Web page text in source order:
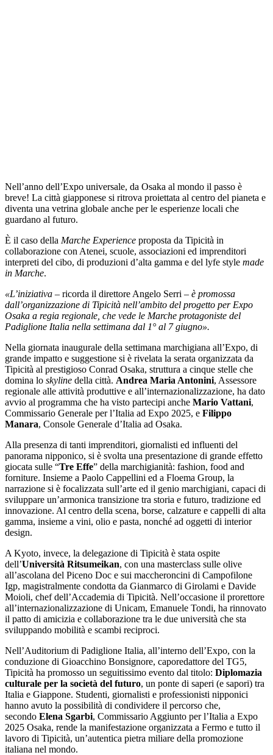
Nell’anno dell’Expo universale, da Osaka al mondo il passo è
breve! La città giapponese si ritrova proiettata al centro del pianeta e
diventa una vetrina globale anche per le esperienze locali che
guardano al futuro.
È il caso della Marche Experience proposta da Tipicità in
collaborazione con Atenei, scuole, associazioni ed imprenditori
interpreti del cibo, di produzioni d’alta gamma e del lyfe style made
in Marche.
«L’iniziativa – ricorda il direttore Angelo Serri – è promossa
dall’organizzazione di Tipicità nell’ambito del progetto per Expo
Osaka a regia regionale, che vede le Marche protagoniste del
Padiglione Italia nella settimana dal 1° al 7 giugno».
Nella giornata inaugurale della settimana marchigiana all’Expo, di
grande impatto e suggestione si è rivelata la serata organizzata da
Tipicità al prestigioso Conrad Osaka, struttura a cinque stelle che
domina lo skyline della città. Andrea Maria Antonini, Assessore
regionale alle attività produttive e all’internazionalizzazione, ha dato
avvio al programma che ha visto partecipi anche Mario Vattani,
Commissario Generale per l’Italia ad Expo 2025, e Filippo
Manara, Console Generale d’Italia ad Osaka.
Alla presenza di tanti imprenditori, giornalisti ed influenti del
panorama nipponico, si è svolta una presentazione di grande effetto
giocata sulle “Tre Effe” della marchigianità: fashion, food and
forniture. Insieme a Paolo Cappellini ed a Floema Group, la
narrazione si è focalizzata sull’arte ed il genio marchigiani, capaci di
sviluppare un’armonica transizione tra storia e futuro, tradizione ed
innovazione. Al centro della scena, borse, calzature e cappelli di alta
gamma, insieme a vini, olio e pasta, nonché ad oggetti di interior
design.
A Kyoto, invece, la delegazione di Tipicità è stata ospite
dell’Università Ritsumeikan, con una masterclass sulle olive
all’ascolana del Piceno Doc e sui maccheroncini di Campofilone
Igp, magistralmente condotta da Gianmarco di Girolami e Davide
Moioli, chef dell’Accademia di Tipicità. Nell’occasione il prorettore
all’internazionalizzazione di Unicam, Emanuele Tondi, ha rinnovato
il patto di amicizia e collaborazione tra le due università che sta
sviluppando mobilità e scambi reciproci.
Nell’Auditorium di Padiglione Italia, all’interno dell’Expo, con la
conduzione di Gioacchino Bonsignore, caporedattore del TG5,
Tipicità ha promosso un seguitissimo evento dal titolo: Diplomazia
culturale per la società del futuro, un ponte di saperi (e sapori) tra
Italia e Giappone. Studenti, giornalisti e professionisti nipponici
hanno avuto la possibilità di condividere il percorso che,
secondo Elena Sgarbi, Commissario Aggiunto per l’Italia a Expo
2025 Osaka, rende la manifestazione organizzata a Fermo e tutto il
lavoro di Tipicità, un’autentica pietra miliare della promozione
italiana nel mondo.